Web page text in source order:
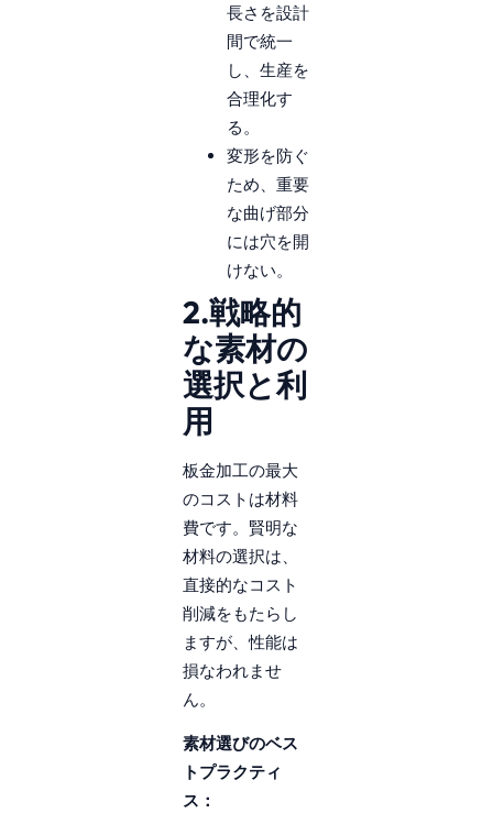
長さを設計
間で統一
し、生産を
合理化す
る。
変形を防ぐ
ため、重要
な曲げ部分
には穴を開
けない。
2.戦略的
な素材の
選択と利
用
板金加工の最大
のコストは材料
費です。賢明な
材料の選択は、
直接的なコスト
削減をもたらし
ますが、性能は
損なわれませ
ん。
素材選びのベス
トプラクティ
ス：